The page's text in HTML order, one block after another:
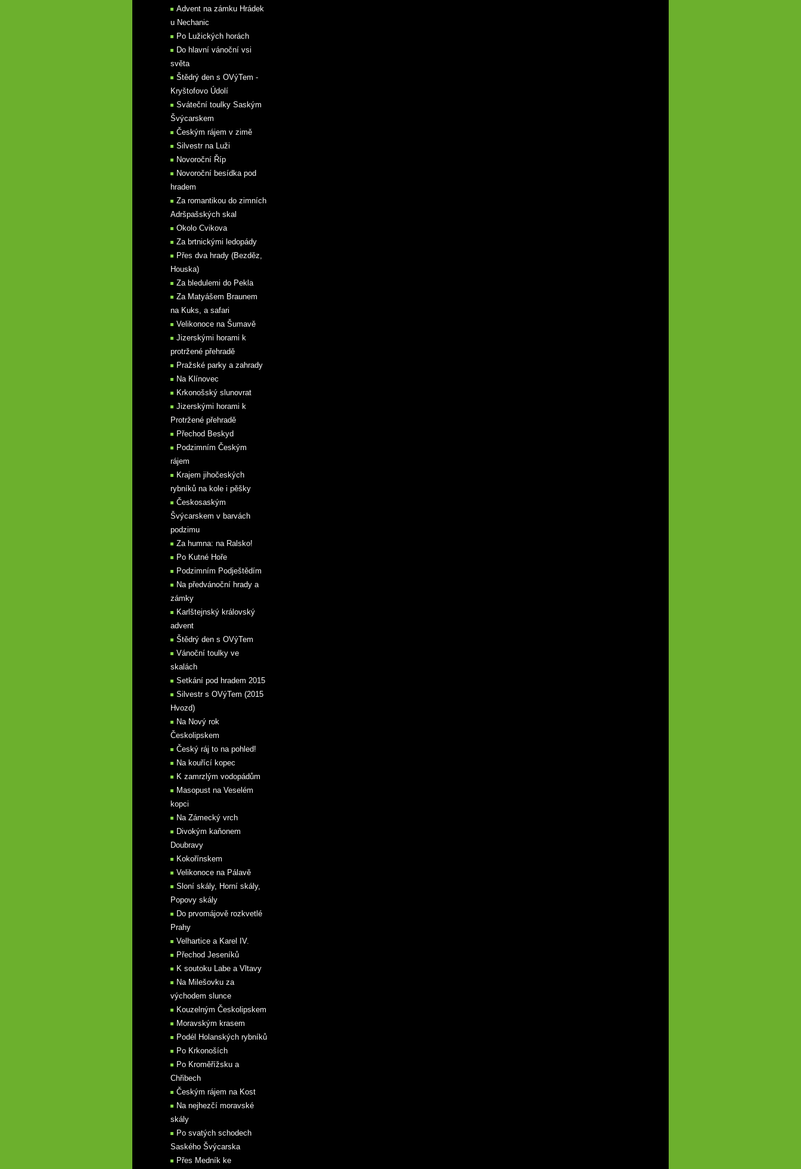
Advent na zámku Hrádek
u Nechanic
Po Lužických horách
Do hlavní vánoční vsi
světa
Štědrý den s OVýTem -
Kryštofovo Údolí
Sváteční toulky Saským
Švýcarskem
Českým rájem v zimě
Silvestr na Luži
Novoroční Říp
Novoroční besídka pod
hradem
Za romantikou do zimních
Adršpašských skal
Okolo Cvikova
Za brtnickými ledopády
Přes dva hrady (Bezděz,
Houska)
Za bledulemi do Pekla
Za Matyášem Braunem
na Kuks, a safari
Velikonoce na Šumavě
Jizerskými horami k
protržené přehradě
Pražské parky a zahrady
Na Klínovec
Krkonošský slunovrat
Jizerskými horami k
Protržené přehradě
Přechod Beskyd
Podzimním Českým
rájem
Krajem jihočeských
rybníků na kole i pěšky
Českosaským
Švýcarskem v barvách
podzimu
Za humna: na Ralsko!
Po Kutné Hoře
Podzimním Podještědím
Na předvánoční hrady a
zámky
Karlštejnský královský
advent
Štědrý den s OVýTem
Vánoční toulky ve
skalách
Setkání pod hradem 2015
Silvestr s OVýTem (2015
Hvozd)
Na Nový rok
Českolipskem
Český ráj to na pohled!
Na kouřící kopec
K zamrzlým vodopádům
Masopust na Veselém
kopci
Na Zámecký vrch
Divokým kaňonem
Doubravy
Kokořínskem
Velikonoce na Pálavě
Sloní skály, Horní skály,
Popovy skály
Do prvomájově rozkvetlé
Prahy
Velhartice a Karel IV.
Přechod Jeseníků
K soutoku Labe a Vltavy
Na Milešovku za
východem slunce
Kouzelným Českolipskem
Moravským krasem
Podél Holanských rybníků
Po Krkonoších
Po Kroměřížsku a
Chřibech
Českým rájem na Kost
Na nejhezčí moravské
skály
Po svatých schodech
Saského Švýcarska
Přes Medník ke